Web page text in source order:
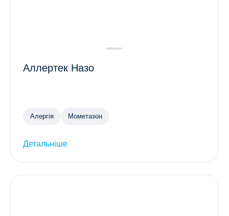
Аллертек Назо
Алергія Мометазон
Детальніше